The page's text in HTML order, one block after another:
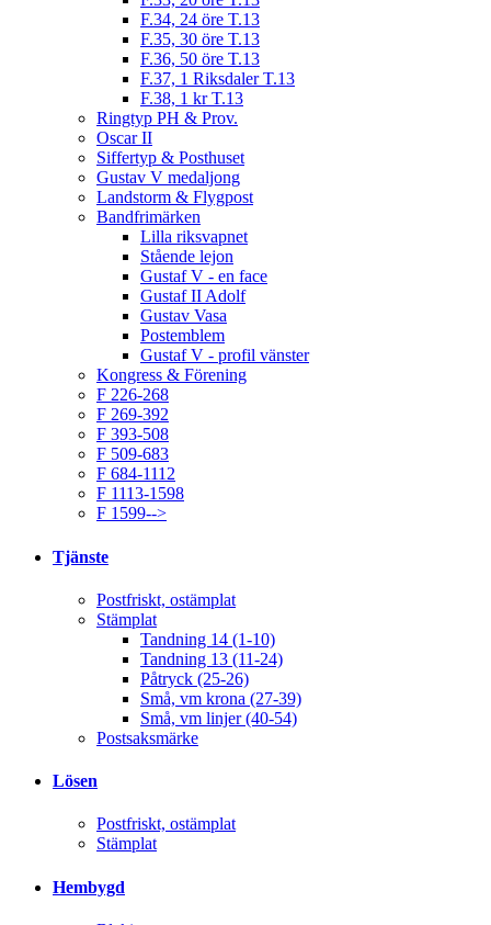
F.34, 24 öre T.13
F.35, 30 öre T.13
F.36, 50 öre T.13
F.37, 1 Riksdaler T.13
F.38, 1 kr T.13
Ringtyp PH & Prov.
Oscar II
Siffertyp & Posthuset
Gustav V medaljong
Landstorm & Flygpost
Bandfrimärken
Lilla riksvapnet
Stående lejon
Gustaf V - en face
Gustaf II Adolf
Gustav Vasa
Postemblem
Gustaf V - profil vänster
Kongress & Förening
F 226-268
F 269-392
F 393-508
F 509-683
F 684-1112
F 1113-1598
F 1599-->
Tjänste
Postfriskt, ostämplat
Stämplat
Tandning 14 (1-10)
Tandning 13 (11-24)
Påtryck (25-26)
Små, vm krona (27-39)
Små, vm linjer (40-54)
Postsaksmärke
Lösen
Postfriskt, ostämplat
Stämplat
Hembygd